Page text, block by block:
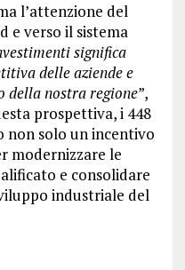
l’attenzione del
e verso il sistema
significa
delle aziende e
nostra regione”,
prospettiva, i 448
solo un incentivo
modernizzare le
e consolidare
industriale del